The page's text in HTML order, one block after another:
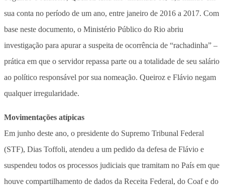
sua conta no período de um ano, entre janeiro de 2016 a 2017. Com
base neste documento, o Ministério Público do Rio abriu
investigação para apurar a suspeita de ocorrência de “rachadinha” –
prática em que o servidor repassa parte ou a totalidade de seu salário
ao político responsável por sua nomeação. Queiroz e Flávio negam
qualquer irregularidade.
Movimentações atípicas
Em junho deste ano, o presidente do Supremo Tribunal Federal
(STF), Dias Toffoli, atendeu a um pedido da defesa de Flávio e
suspendeu todos os processos judiciais que tramitam no País em que
houve compartilhamento de dados da Receita Federal, do Coaf e do